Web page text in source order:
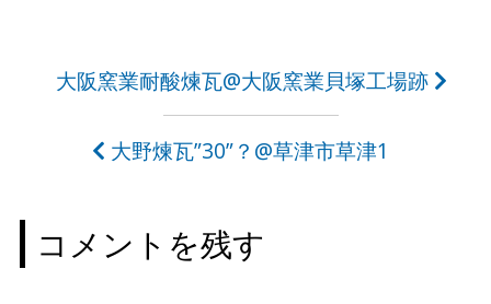
ビ
ゲ
大阪窯業耐酸煉瓦@大阪窯業貝塚工場跡
大野煉瓦”30”？@草津市草津1
コメントを残す